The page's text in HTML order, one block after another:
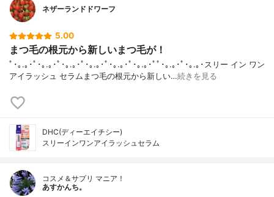
ネザーランドドワーフ
5.00
まつ毛の根元から新しいまつ毛が！
ﾟ･｡.｡･ﾟ･｡.｡･ﾟ･｡.｡･ﾟ･｡.｡･ﾟ･｡.｡･ﾟ･｡.｡･ﾟﾟ･｡.｡･ﾟ･｡.｡･スリー イン ワン
アイラッシュ セラムまつ毛の根元から新しい…続きを見る
DHC(ディーエイチシー)
スリーインワンアイラッシュセラム
コスメ＆サプリ マニア！
あすかんち。